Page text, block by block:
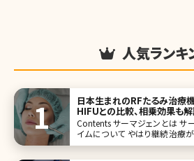
人気ランキ
日本生まれのRFたるみ治療
HIFUとの比較、相乗効果も
Contents サーマジェンとは サーマジェンの痛みやダウンタ
イムについて やはり継続治療
すると良い施術 まとめ 美容クリニックに勤務する筆者は、